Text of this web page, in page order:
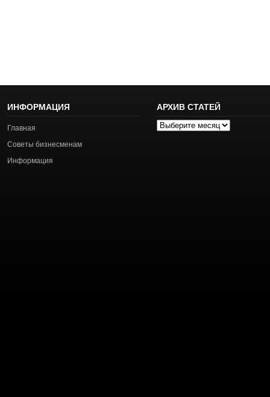
ИНФОРМАЦИЯ
Главная
Советы бизнесменам
Информация
АРХИВ СТАТЕЙ
Архив